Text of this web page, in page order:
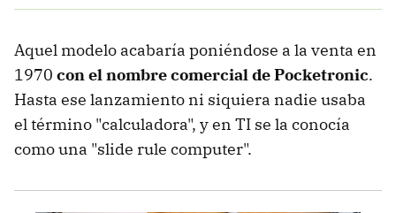
Aquel modelo acabaría poniéndose a la venta en
1970 con el nombre comercial de Pocketronic.
Hasta ese lanzamiento ni siquiera nadie usaba
el término "calculadora", y en TI se la conocía
como una "slide rule computer".